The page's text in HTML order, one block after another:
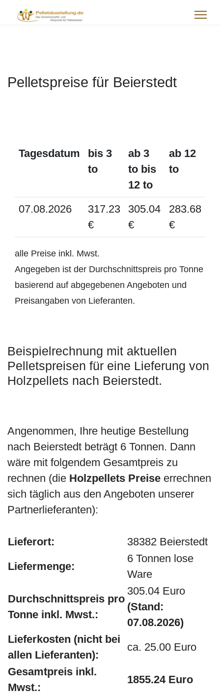
Pelletspreise für Beierstedt
Tagesdatum
bis 3
to
ab 3
to bis
12 to
ab 12
to
07.08.2026
317.23
€
305.04
€
283.68
€
alle Preise inkl. Mwst.
Angegeben ist der Durchschnittspreis pro Tonne
basierend auf abgegebenen Angeboten und
Preisangaben von Lieferanten.
Beispielrechnung mit aktuellen
Pelletspreisen für eine Lieferung von
Holzpellets nach Beierstedt.
Angenommen, Ihre heutige Bestellung
nach Beierstedt beträgt 6 Tonnen. Dann
wäre mit folgendem Gesamtpreis zu
rechnen (die Holzpellets Preise errechnen
sich täglich aus den Angeboten unserer
Partnerlieferanten):
Lieferort:
38382 Beierstedt
Liefermenge:
6 Tonnen lose
Ware
Durchschnittspreis pro
Tonne inkl. Mwst.:
305.04 Euro
(Stand:
07.08.2026)
Lieferkosten (nicht bei
allen Lieferanten):
ca. 25.00 Euro
Gesamtpreis inkl.
Mwst.:
1855.24 Euro